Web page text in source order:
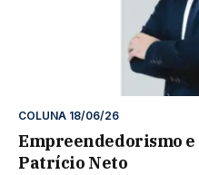
COLUNA 18/06/26
Empreendedorismo e
Patrício Neto